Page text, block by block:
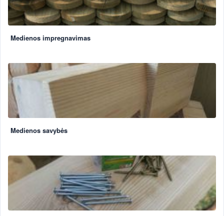
Medienos impregnavimas
Medienos savybės